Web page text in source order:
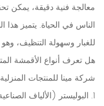
معالجة فنية دقيقة، يمكن
الناس في الحياة. يتميز هذا
للغبار وسهولة التنظيف،
هل تعرف أنواع الأقمشة
شركة مينا للمنتجات
1. البوليستر (الألياف